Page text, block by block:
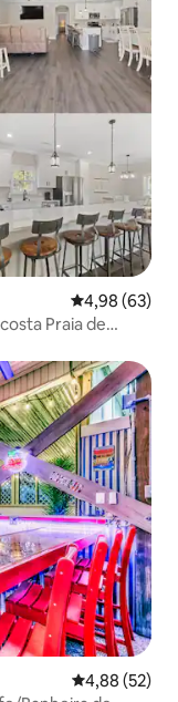
4,98 de uma
4,98 (63)
Praia de
4,88 de uma
4,88 (52)